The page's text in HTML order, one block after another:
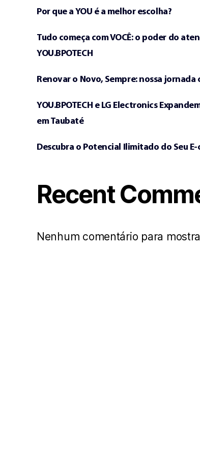
Por que a YOU é a melhor escolha?
Tudo começa com VOCÊ: o poder do
YOU.BPOTECH
Renovar o Novo, Sempre: nossa jornada
YOU.BPOTECH e LG Electronics
em Taubaté
Descubra o Potencial Ilimitado do Seu E-
Recent
Nenhum comentário para